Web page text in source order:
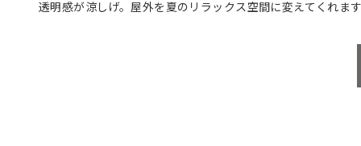
透明感が涼しげ。屋外を夏のリラックス空間に変えてくれま